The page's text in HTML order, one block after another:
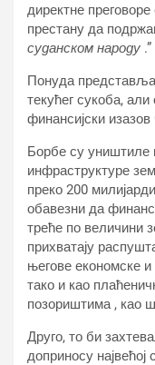
директне
престану да
суданском народу .”
Понуда
текућег сукоба, али
финансијски
Борбе су уништиле
инфраструктуре
преко 200
обавезни да
треће по величини
прихватају
његове економске
тако и као
позориштима , као
Друго, то би
доприносу највећој